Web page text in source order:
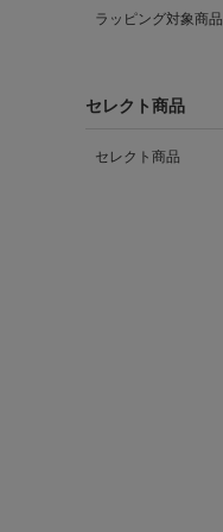
ラッピング対象商品
セレクト商品
セレクト商品